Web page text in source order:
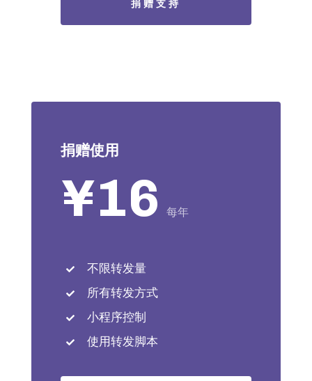
捐赠支持
捐赠使用
¥16 每年
不限转发量
所有转发方式
小程序控制
使用转发脚本